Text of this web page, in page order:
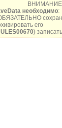
необходимо:
его
ULES00670)